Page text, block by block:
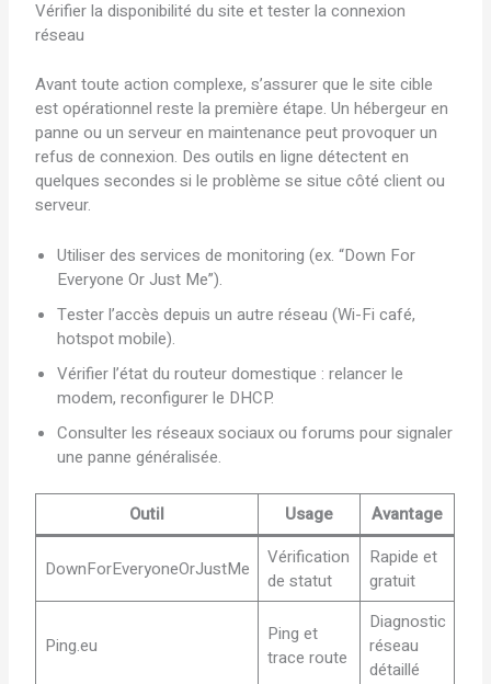
Vérifier la disponibilité du site et tester la connexion
réseau
Avant toute action complexe, s’assurer que le site cible
est opérationnel reste la première étape. Un hébergeur en
panne ou un serveur en maintenance peut provoquer un
refus de connexion. Des outils en ligne détectent en
quelques secondes si le problème se situe côté client ou
serveur.
Utiliser des services de monitoring (ex. “Down For
Everyone Or Just Me”).
Tester l’accès depuis un autre réseau (Wi-Fi café,
hotspot mobile).
Vérifier l’état du routeur domestique : relancer le
modem, reconfigurer le DHCP.
Consulter les réseaux sociaux ou forums pour signaler
une panne généralisée.
Outil Usage Avantage
DownForEveryoneOrJustMe
Vérification
de statut
Rapide et
gratuit
Ping.eu
Ping et
trace route
Diagnostic
réseau
détaillé